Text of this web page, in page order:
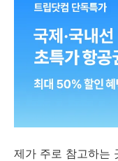
제가 주로 참고하는